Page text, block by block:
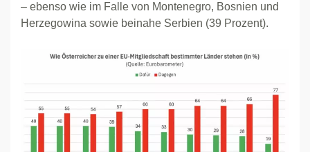
– ebenso wie im Falle von Montenegro, Bosnien und
Herzegowina sowie beinahe Serbien (39 Prozent).